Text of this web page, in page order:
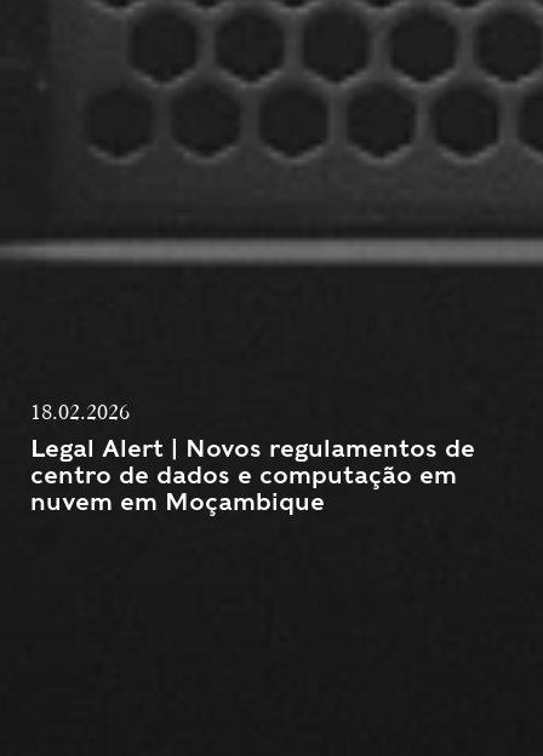
18.02.2026
Legal Alert | Novos regulamentos de
centro de dados e computação em
nuvem em Moçambique